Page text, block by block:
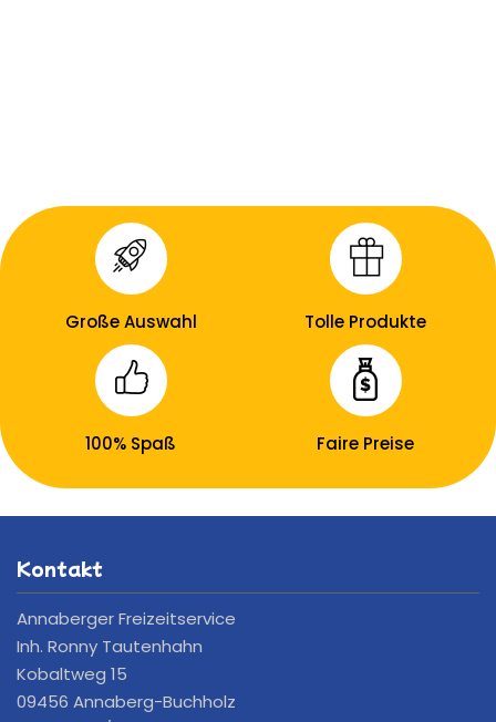
Große Auswahl Tolle Produkte
100% Spaß Faire Preise
Kontakt
Annaberger Freizeitservice
Inh. Ronny Tautenhahn
Kobaltweg 15
09456 Annaberg-Buchholz